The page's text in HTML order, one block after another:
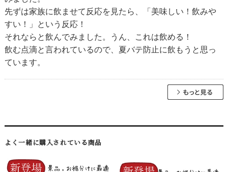
先ずは家族に飲ませて反応を見たら、「美味しい！飲みや
すい！」という反応！
それならと飲んでみました。うん、これは飲める！
飲む点滴と言われているので、夏バテ防止に飲もうと思っ
ています。
よく一緒に購入されている商品